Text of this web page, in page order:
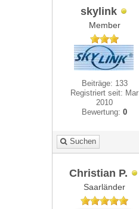
skylink
Member
Beiträge: 133
Registriert seit: Mar
2010
Bewertung:0
Suchen
Christian P.
Saarländer